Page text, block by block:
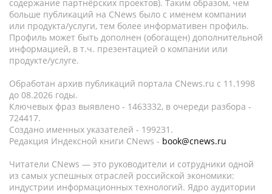
содержание партнёрских проектов). Таким образом, чем
больше публикаций на CNews было с именем компании
или продукта/услуги, тем более информативен профиль.
Профиль может быть дополнен (обогащен) дополнительной
информацией, в т.ч. презентацией о компании или
продукте/услуге.
Обработан архив публикаций портала CNews.ru c 11.1998
до 08.2026 годы.
Ключевых фраз выявлено - 1463332, в очереди разбора -
724417.
Создано именных указателей - 199231.
Редакция Индексной книги CNews - book@cnews.ru
Читатели CNews — это руководители и сотрудники одной
из самых успешных отраслей российской экономики:
индустрии информационных технологий. Ядро аудитории